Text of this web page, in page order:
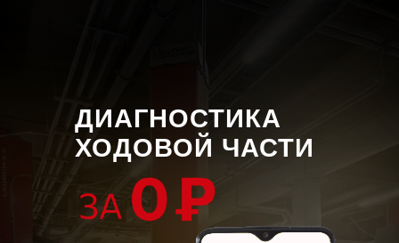
МЕНЮ
ДИАГНОСТИКА
ХОДОВОЙ ЧАСТИ